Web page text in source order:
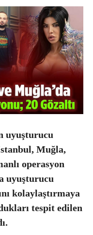
uyuşturucu
Muğla,
operasyon
uyuşturucu
kolaylaştırmaya
tespit edilen